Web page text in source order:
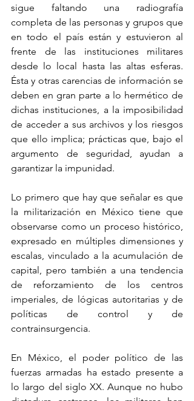
sigue faltando una radiografía
completa de las personas y grupos que
en todo el país están y estuvieron al
frente de las instituciones militares
desde lo local hasta las altas esferas.
Ésta y otras carencias de información se
deben en gran parte a lo hermético de
dichas instituciones, a la imposibilidad
de acceder a sus archivos y los riesgos
que ello implica; prácticas que, bajo el
argumento de seguridad, ayudan a
garantizar la impunidad.
Lo primero que hay que señalar es que
la militarización en México tiene que
observarse como un proceso histórico,
expresado en múltiples dimensiones y
escalas, vinculado a la acumulación de
capital, pero también a una tendencia
de reforzamiento de los centros
imperiales, de lógicas autoritarias y de
políticas de control y de
contrainsurgencia.
En México, el poder político de las
fuerzas armadas ha estado presente a
lo largo del siglo XX. Aunque no hubo